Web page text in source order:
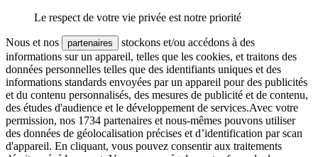
Le respect de votre vie privée est notre priorité
Nous et nos partenaires
stockons et/ou accédons à des
informations sur un appareil, telles que les cookies, et traitons des
données personnelles telles que des identifiants uniques et des
informations standards envoyées par un appareil pour des publicités
et du contenu personnalisés, des mesures de publicité et de contenu,
des études d'audience et le développement de services.Avec votre
permission, nos 1734 partenaires et nous-mêmes pouvons utiliser
des données de géolocalisation précises et d’identification par scan
d'appareil. En cliquant, vous pouvez consentir aux traitements